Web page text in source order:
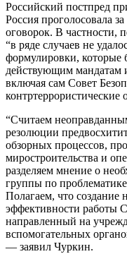
Российский постпред
Россия проголосовала
оговорок. В частности,
“в ряде случаев не
формулировки, которые
действующим мандатам
включая сам Совет
контртеррористические
“Считаем
резолюции
обзорных процессов,
миростроительства и
разделяем мнение о
группы по
Полагаем, что создание
эффективности работы
направленный на
вспомогательных
— заявил Чуркин.